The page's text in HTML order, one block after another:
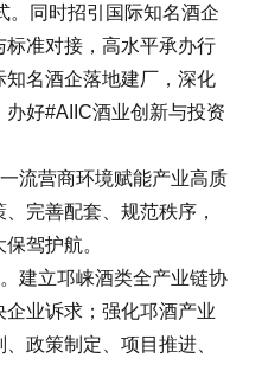
。同时招引国际知名酒企
准对接，高水平承办行
名酒企落地建厂，深化
好#AIIC酒业创新与投资
营商环境赋能产业高质
完善配套、规范秩序，
驾护航。
立邛崃酒类全产业链协
业诉求；强化邛酒产业
政策制定、项目推进、